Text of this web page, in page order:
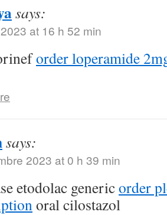
says:
at 16 h 52 min
order loperamide
says:
2023 at 0 h 39 min
etodolac genericorder
oral cilostazol